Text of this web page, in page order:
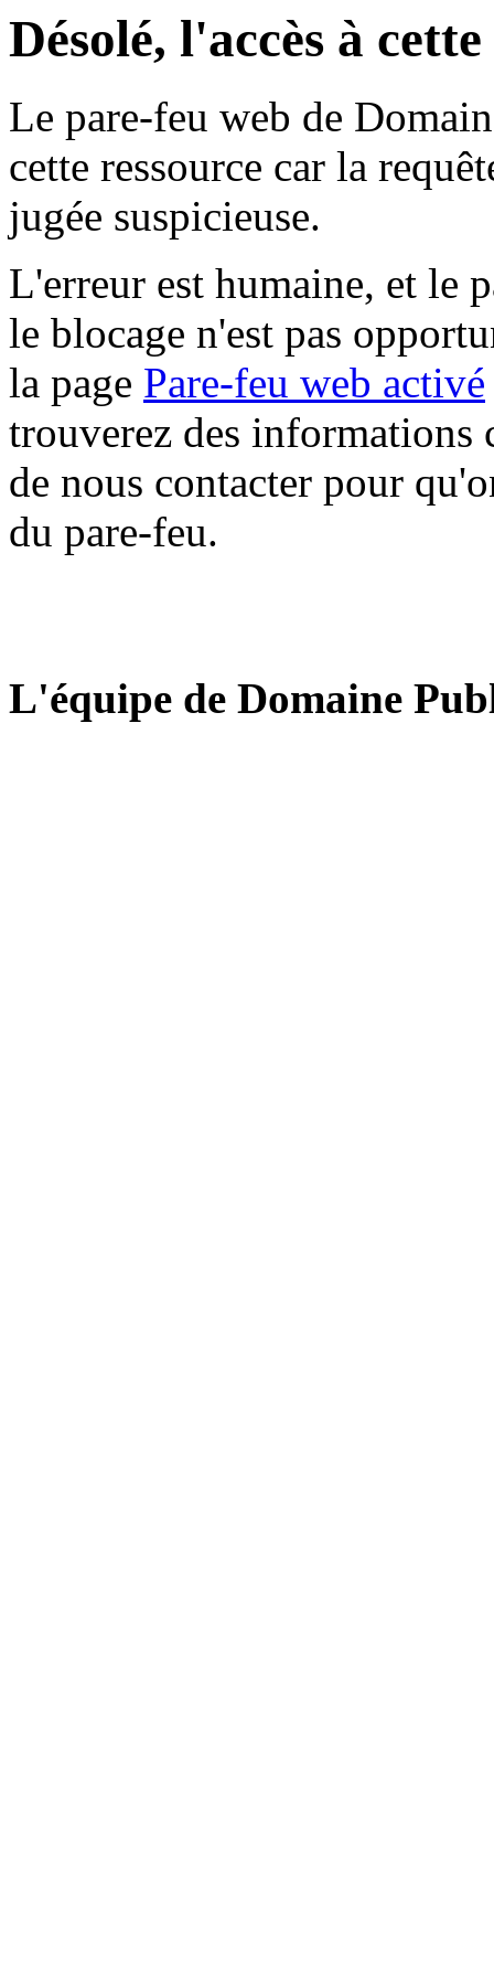
Désolé, l'accès à
Le pare-feu web de
cette ressource car la
jugée suspicieuse.
L'erreur est humaine, et le
le blocage n'est pas
la page Pare-feu web activé
trouverez des informations
de nous contacter pour
du pare-feu.
L'équipe de Domaine